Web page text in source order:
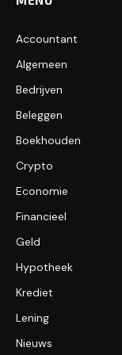
Accountant
Algemeen
Bedrijven
Beleggen
Boekhouden
Crypto
Economie
Financieel
Geld
Hypotheek
Krediet
Lening
Nieuws